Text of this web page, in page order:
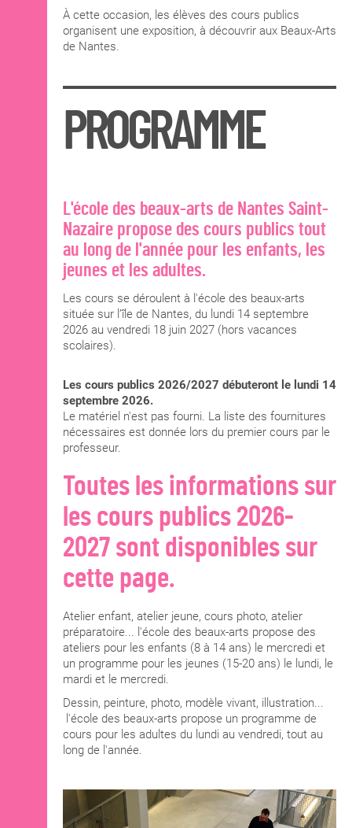
À cette occasion, les élèves des cours publics
organisent une exposition, à découvrir aux Beaux-Arts
de Nantes.
PROGRAMME
L'école des beaux-arts de Nantes Saint-
Nazaire propose des cours publics tout
au long de l'année pour les enfants, les
jeunes et les adultes.
Les cours se déroulent à l'école des beaux-arts
située sur l’île de Nantes, du lundi 14 septembre
2026 au vendredi 18 juin 2027 (hors vacances
scolaires).
Les cours publics 2026/2027 débuteront le lundi 14
septembre 2026.
Le matériel n'est pas fourni. La liste des fournitures
nécessaires est donnée lors du premier cours par le
professeur.
Toutes les informations sur
les cours publics 2026-
2027 sont disponibles sur
cette page.
Atelier enfant, atelier jeune, cours photo, atelier
préparatoire... l'école des beaux-arts propose des
ateliers pour les enfants (8 à 14 ans) le mercredi et
un programme pour les jeunes (15-20 ans) le lundi, le
mardi et le mercredi.
Dessin, peinture, photo, modèle vivant, illustration...
l'école des beaux-arts propose un programme de
cours pour les adultes du lundi au vendredi, tout au
long de l'année.